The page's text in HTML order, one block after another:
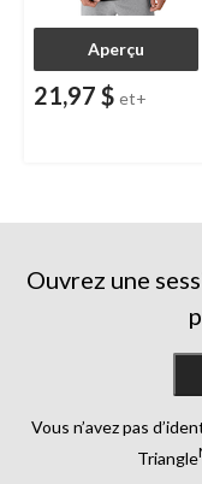
Aperçu
21,97 $ et+
Ouvrez une
Vous n’avez pas
Triangle